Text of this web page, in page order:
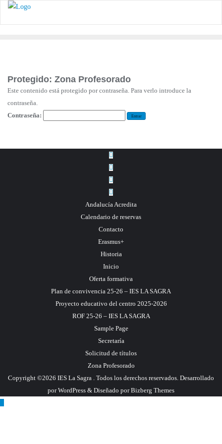
Protegido: Zona Profesorado
Este contenido está protegido por contraseña. Para verlo introduce la
contraseña.
Contraseña:
Andalucía Acredita
Calendario de reservas
Contacto
Erasmus+
Historia
Inicio
Oferta formativa
Plan de convivencia 25-26 – IES LA SAGRA
Proyecto educativo del centro 2025-2026
ROF 25-26 – IES LA SAGRA
Sample Page
Secretaría
Solicitud de títulos
Zona Profesorado
Copyright ©2026 IES La Sagra . Todos los derechos reservados. Desarrollado
porWordPress & Diseñado porBizberg Themes